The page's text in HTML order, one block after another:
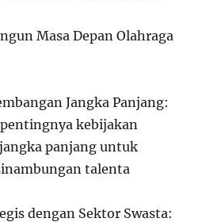
Masa Depan Olahraga
Jangka Panjang:
kebijakan
panjang untuk
talenta
dengan Sektor Swasta: